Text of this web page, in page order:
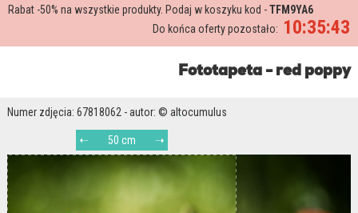
Rabat -50% na wszystkie produkty. Podaj w koszyku kod -TFM9YA6
10:35:41
Do końca oferty pozostało:
Fototapeta - red poppy
Numer zdjęcia: 67818062 - autor: © altocumulus
50 cm